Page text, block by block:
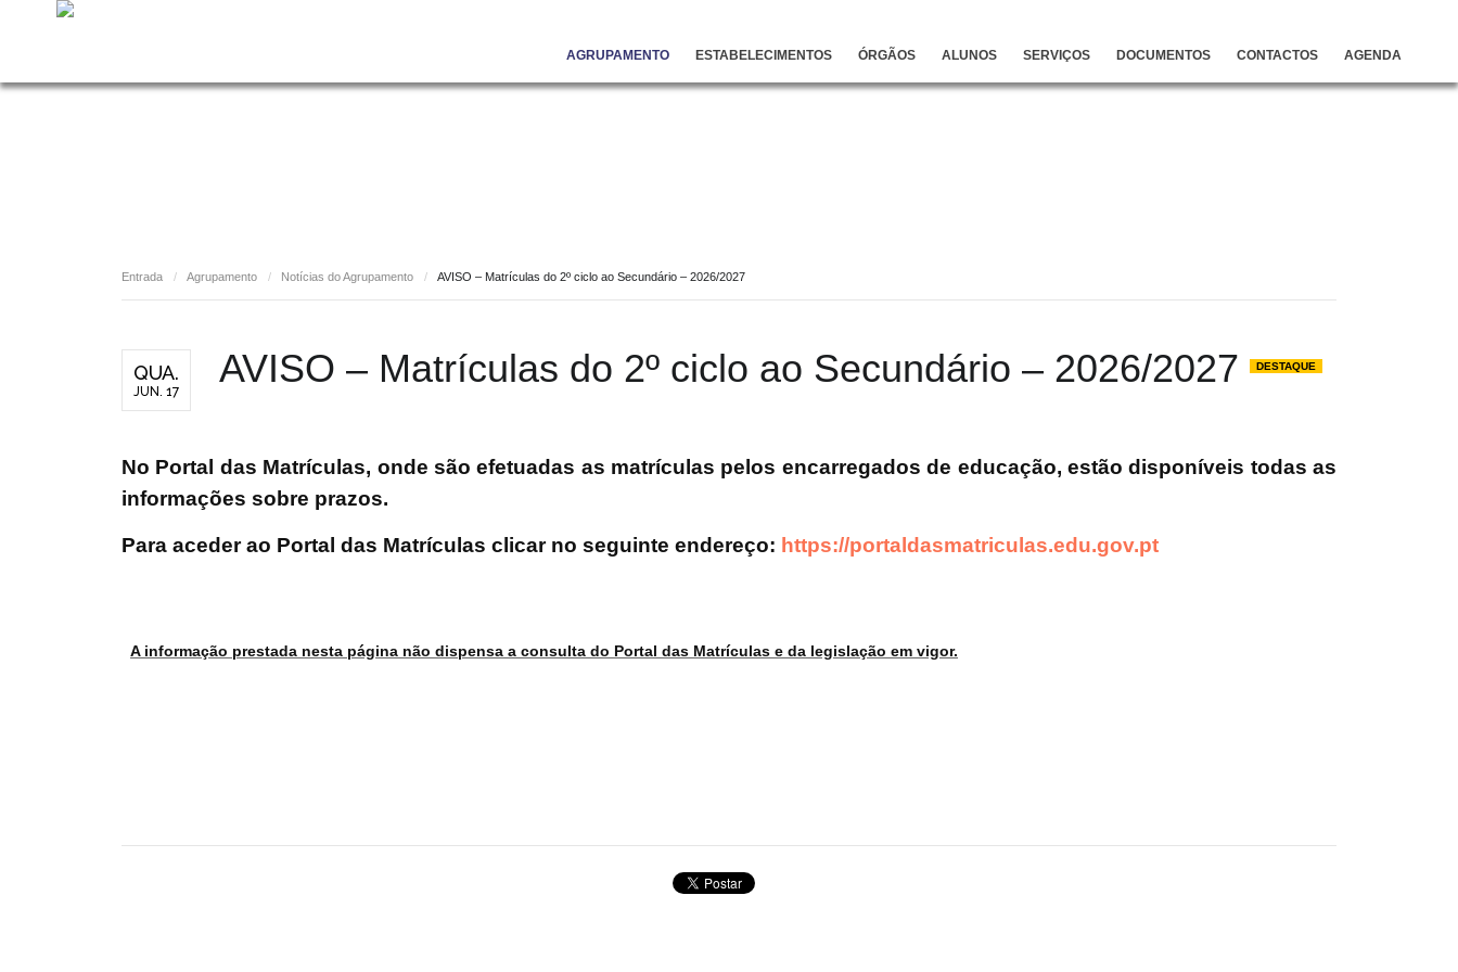
AGRUPAMENTO ESTABELECIMENTOS ÓRGÃOS ALUNOS SERVIÇOS DOCUMENTOS CONTACTOS AGENDA
Entrada / Agrupamento / Notícias do Agrupamento / AVISO – Matrículas do 2º ciclo ao Secundário – 2026/2027
QUA.
JUN. 17
AVISO – Matrículas do 2º ciclo ao Secundário – 2026/2027 DESTAQUE
No Portal das Matrículas, onde são efetuadas as matrículas pelos encarregados de educação, estão disponíveis todas as
informações sobre prazos.
Para aceder ao Portal das Matrículas clicar no seguinte endereço: https://portaldasmatriculas.edu.gov.pt
A informação prestada nesta página não dispensa a consulta do Portal das Matrículas e da legislação em vigor.